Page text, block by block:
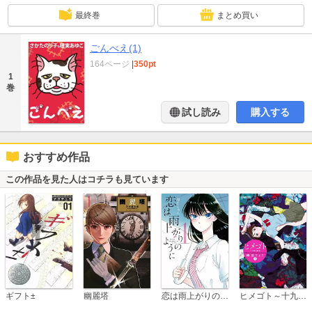
最終巻 まとめ買い
1
巻
ごんべえ(1)
164ページ 350pt
試し読み 購入する
おすすめ作品
この作品を見た人はコチラも見ています
ギフト± 幽麗塔 ヒメゴト～十九歳の制服～